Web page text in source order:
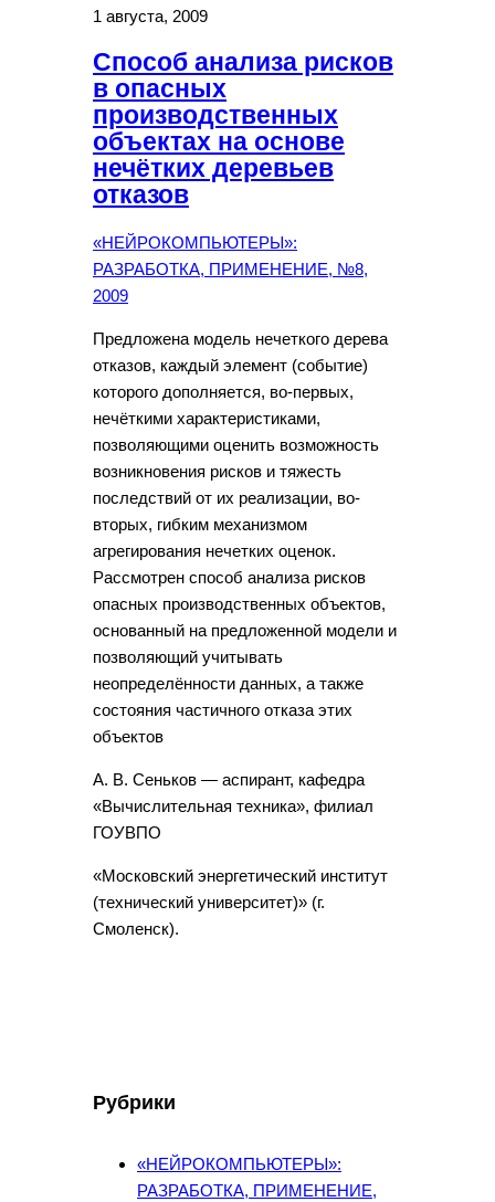
1 августа, 2009
Способ анализа рисков
в опасных
производственных
объектах на основе
нечётких деревьев
отказов
«НЕЙРОКОМПЬЮТЕРЫ»:
РАЗРАБОТКА, ПРИМЕНЕНИЕ, №8,
2009
Предложена модель нечеткого дерева
отказов, каждый элемент (событие)
которого дополняется, во-первых,
нечёткими характеристиками,
позволяющими оценить возможность
возникновения рисков и тяжесть
последствий от их реализации, во-
вторых, гибким механизмом
агрегирования нечетких оценок.
Рассмотрен способ анализа рисков
опасных производственных объектов,
основанный на предложенной модели и
позволяющий учитывать
неопределённости данных, а также
состояния частичного отказа этих
объектов
А. В. Сеньков — аспирант, кафедра
«Вычислительная техника», филиал
ГОУВПО
«Московский энергетический институт
(технический университет)» (г.
Смоленск).
Рубрики
«НЕЙРОКОМПЬЮТЕРЫ»:
РАЗРАБОТКА, ПРИМЕНЕНИЕ,